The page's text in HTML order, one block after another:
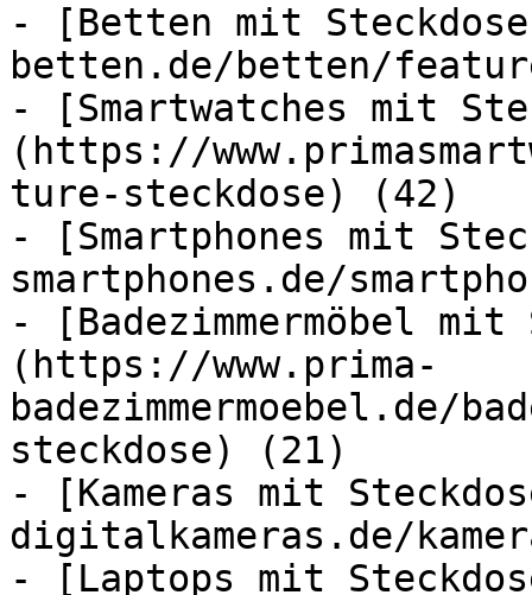
- [Betten mit
betten.de/betten/
- [Smartwatches mit
(https://
ture-steckdose) (42)
- [Smartphones mit
smartphones.de/
- [Badezimmermöbel mit
(https://www.prima-
badezimmermoebel.de/
steckdose) (21)
- [Kameras mit
digitalkameras.de/
- [Laptops mit